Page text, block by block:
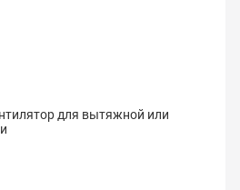
для вытяжной или